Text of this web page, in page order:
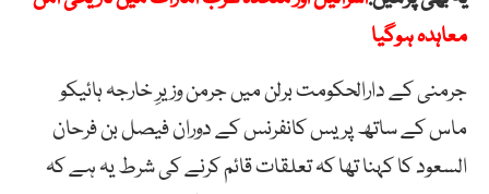
معاہدہ ہوگیا
جرمنی کے دارالحکومت برلن میں جرمن وزیرِ خارجہ ہائیکو
ماس کے ساتھ پریس کانفرنس کے دوران فیصل بن فرحان
السعود کا کہنا تھا کہ تعلقات قائم کرنے کی شرط یہ ہے کہ